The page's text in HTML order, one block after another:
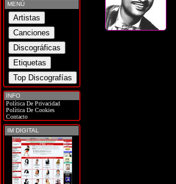
MENÚ
INFO
Política De Privacidad
Política De Cookies
Contacto
IM DIGITAL